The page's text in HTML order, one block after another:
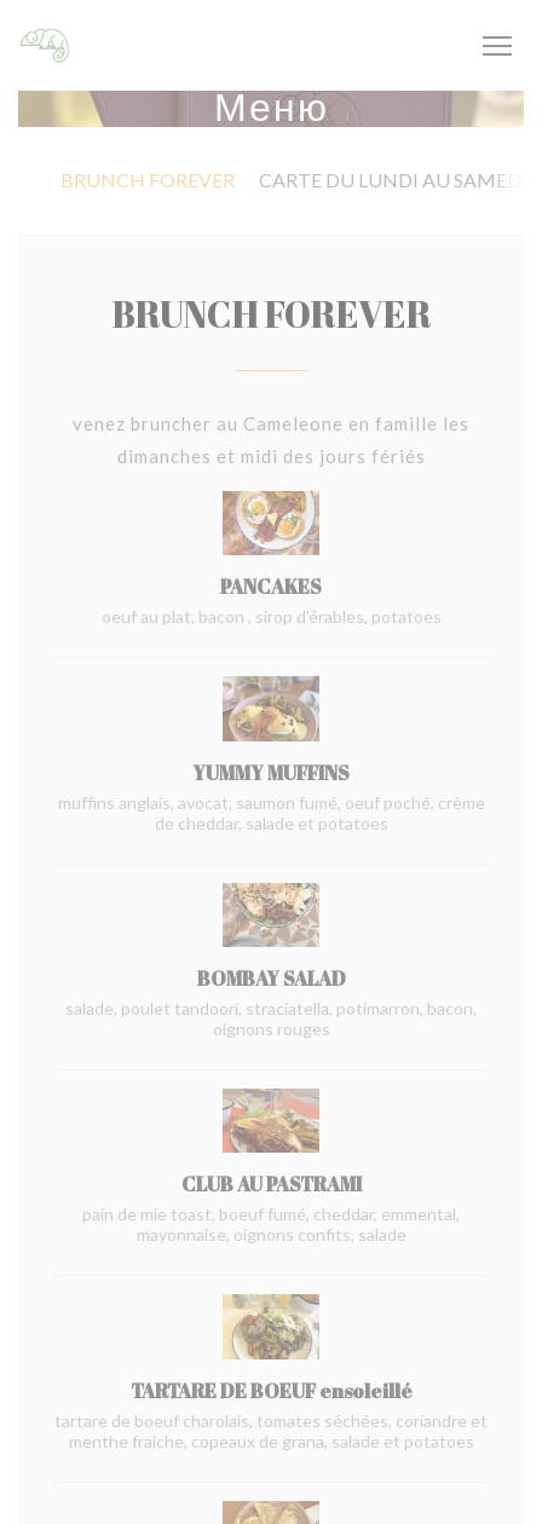
Меню
BRUNCH FOREVER CARTE DU LUNDI AU SAMEDI
BRUNCH FOREVER
venez bruncher au Cameleone en famille les
dimanches et midi des jours fériés
PANCAKES
oeuf au plat, bacon , sirop d'érables, potatoes
YUMMY MUFFINS
muffins anglais, avocat, saumon fumé, oeuf poché, crème
de cheddar, salade et potatoes
BOMBAY SALAD
salade, poulet tandoori, straciatella, potimarron, bacon,
oignons rouges
CLUB AU PASTRAMI
pain de mie toast, boeuf fumé, cheddar, emmental,
mayonnaise, oignons confits, salade
TARTARE DE BOEUF ensoleillé
tartare de boeuf charolais, tomates séchées, coriandre et
menthe fraiche, copeaux de grana, salade et potatoes